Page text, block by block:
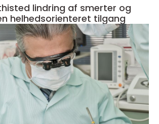
smerter og
helhedsorienteret tilgang